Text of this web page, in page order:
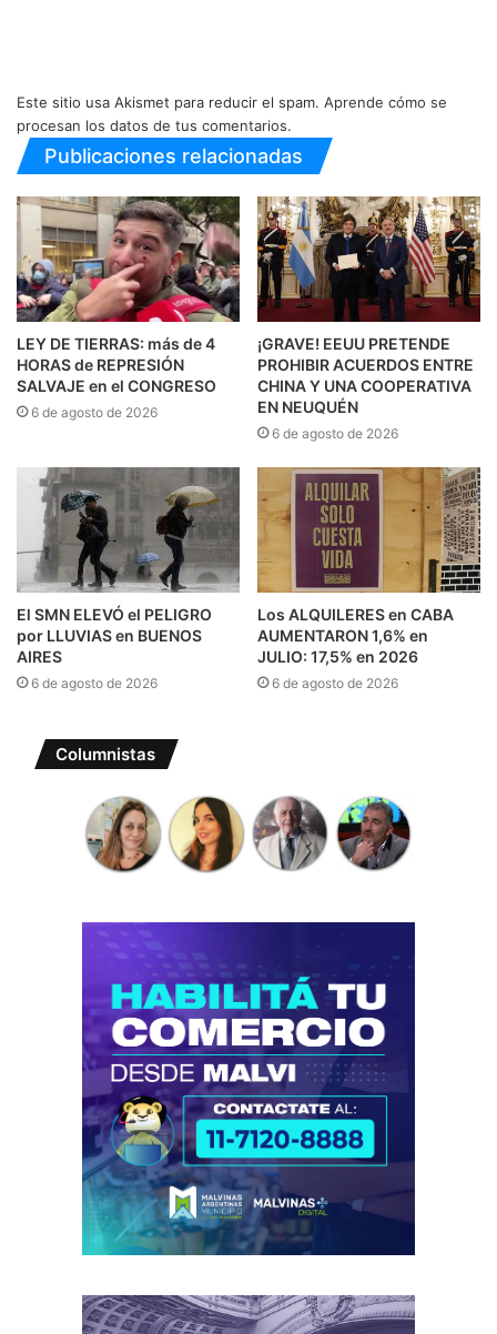
Este sitio usa Akismet para reducir el spam. Aprende cómo se
procesan los datos de tus comentarios.
Publicaciones relacionadas
LEY DE TIERRAS: más de 4
HORAS de REPRESIÓN
SALVAJE en el CONGRESO
6 de agosto de 2026
¡GRAVE! EEUU PRETENDE
PROHIBIR ACUERDOS ENTRE
CHINA Y UNA COOPERATIVA
EN NEUQUÉN
6 de agosto de 2026
El SMN ELEVÓ el PELIGRO
por LLUVIAS en BUENOS
AIRES
6 de agosto de 2026
Los ALQUILERES en CABA
AUMENTARON 1,6% en
JULIO: 17,5% en 2026
6 de agosto de 2026
Columnistas